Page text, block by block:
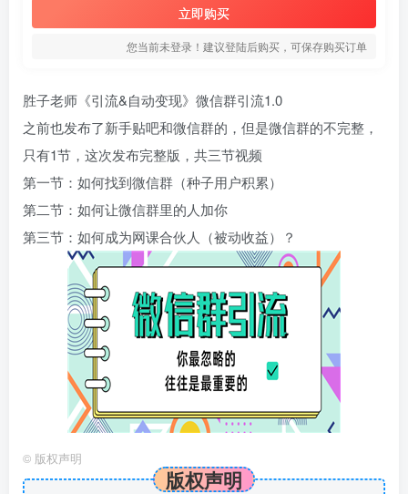
立即购买
您当前未登录！建议登陆后购买，可保存购买订单
胜子老师《引流&自动变现》微信群引流1.0
之前也发布了新手贴吧和微信群的，但是微信群的不完整，
只有1节，这次发布完整版，共三节视频
第一节：如何找到微信群（种子用户积累）
第二节：如何让微信群里的人加你
第三节：如何成为网课合伙人（被动收益）？
© 版权声明
版权声明